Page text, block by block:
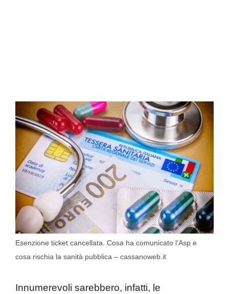
Esenzione ticket cancellata. Cosa ha comunicato l’Asp e
cosa rischia la sanità pubblica – cassanoweb.it
Innumerevoli sarebbero, infatti, le